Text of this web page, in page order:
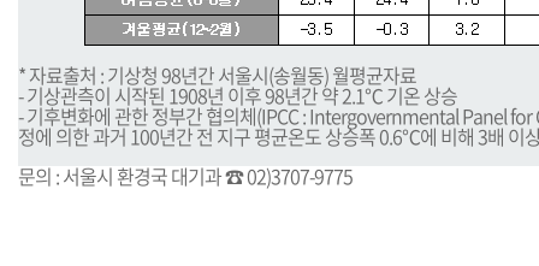
* 자료출처 : 기상청 98년간 서울시(송월동) 월평균자료
- 기상관측이 시작된 1908년 이후 98년간 약 2.1℃ 기온 상승
- 기후변화에 관한 정부간 협의체(IPCC : Intergovernmental Panel
정에 의한 과거 100년간 전 지구 평균온도 상승폭 0.6℃에 비해 3배 이
문의 : 서울시 환경국 대기과 ☎ 02)3707-9775